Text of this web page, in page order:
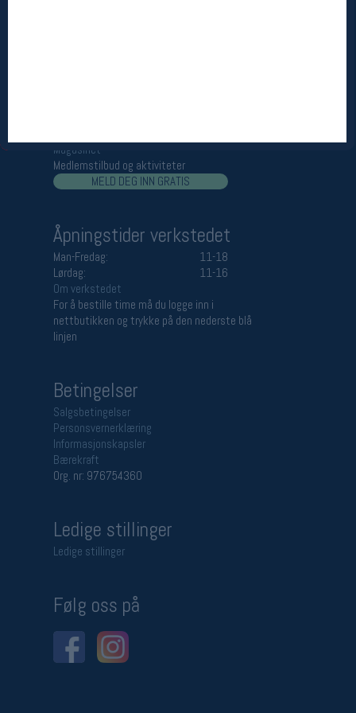
Magasinet
Medlemstilbud og aktiviteter
MELD DEG INN GRATIS
Åpningstider verkstedet
Man-Fredag:
11-18
Lørdag:
11-16
Om verkstedet
For å bestille time må du logge inn i
nettbutikken og trykke på den nederste blå
linjen
Betingelser
Salgsbetingelser
Personsvernerklæring
Informasjonskapsler
Bærekraft
Org. nr: 976754360
Ledige stillinger
Ledige stillinger
Følg oss på